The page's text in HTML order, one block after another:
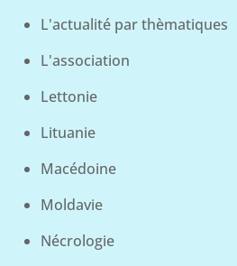
L'actualité par thèmatiques
L'association
Lettonie
Lituanie
Macédoine
Moldavie
Nécrologie